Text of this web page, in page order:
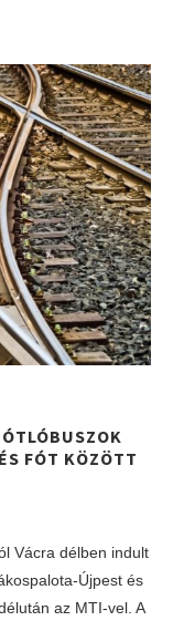
FÓT KÖZÖTT
Vácra délben indult
Újpest és
az MTI-vel. A